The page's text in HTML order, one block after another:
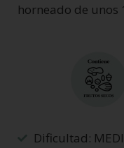
horneado de
Dificultad: